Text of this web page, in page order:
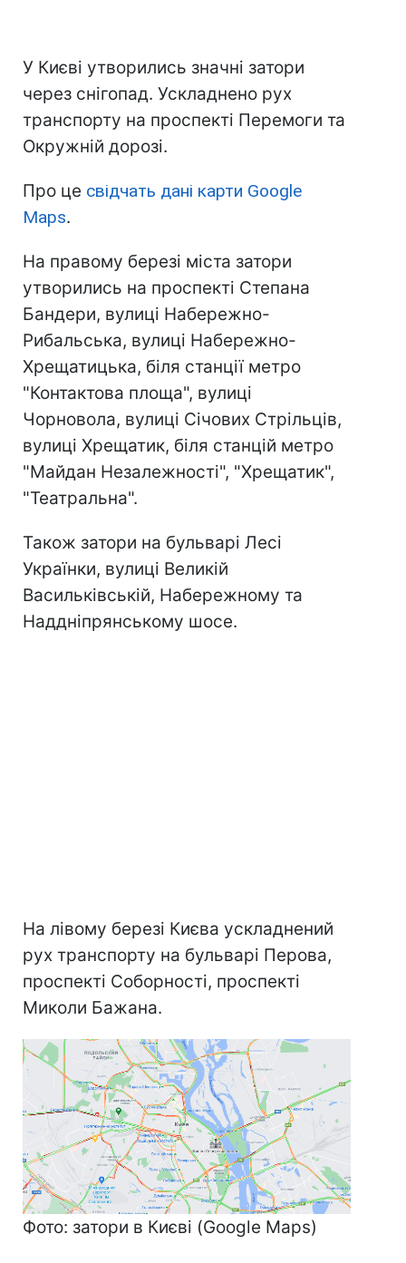
У Києві утворились значні затори
через снігопад. Ускладнено рух
транспорту на проспекті Перемоги та
Окружній дорозі.
Про це свідчать дані карти Google
Maps.
На правому березі міста затори
утворились на проспекті Степана
Бандери, вулиці Набережно-
Рибальська, вулиці Набережно-
Хрещатицька, біля станції метро
"Контактова площа", вулиці
Чорновола, вулиці Січових Стрільців,
вулиці Хрещатик, біля станцій метро
"Майдан Незалежності", "Хрещатик",
"Театральна".
Також затори на бульварі Лесі
Українки, вулиці Великій
Васильківській, Набережному та
Наддніпрянському шосе.
На лівому березі Києва ускладнений
рух транспорту на бульварі Перова,
проспекті Соборності, проспекті
Миколи Бажана.
Фото: затори в Києві (Google Maps)